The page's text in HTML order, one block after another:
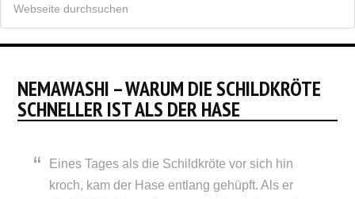
NEMAWASHI – WARUM DIE SCHILDKRÖTE
SCHNELLER IST ALS DER HASE
Eines Tages als die Schildkröte vor sich hin
kroch, kam der Hase entlang gehüpft. Als er